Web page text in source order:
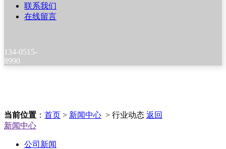
联系我们
在线留言
134-0515-
8990
当前位置 ： 首页 > 新闻中心 > 行业动态 返回
新闻中心
公司新闻